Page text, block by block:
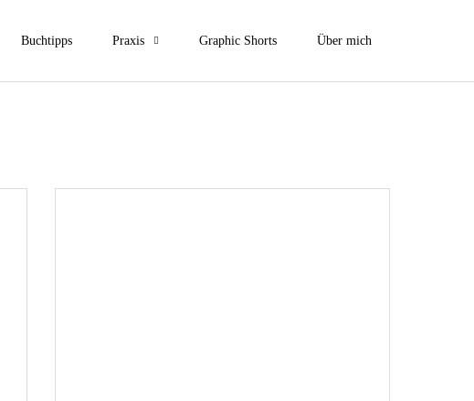
Buchtipps Praxis Graphic Shorts Über mich